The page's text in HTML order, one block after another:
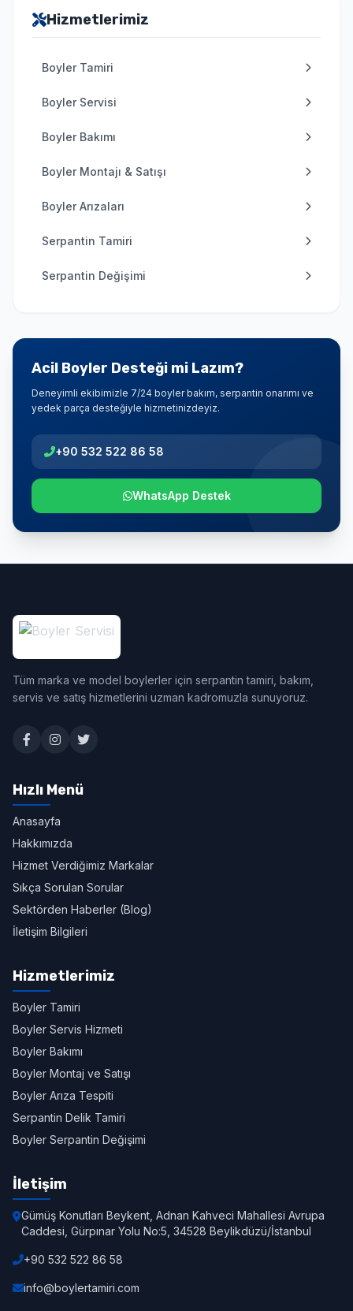
Hizmetlerimiz
Boyler Tamiri
Boyler Servisi
Boyler Bakımı
Boyler Montajı & Satışı
Boyler Arızaları
Serpantin Tamiri
Serpantin Değişimi
Acil Boyler Desteği mi Lazım?
Deneyimli ekibimizle 7/24 boyler bakım, serpantin onarımı ve
yedek parça desteğiyle hizmetinizdeyiz.
+90 532 522 86 58
WhatsApp Destek
Tüm marka ve model boylerler için serpantin tamiri, bakım,
servis ve satış hizmetlerini uzman kadromuzla sunuyoruz.
Hızlı Menü
Anasayfa
Hakkımızda
Hizmet Verdiğimiz Markalar
Sıkça Sorulan Sorular
Sektörden Haberler (Blog)
İletişim Bilgileri
Hizmetlerimiz
Boyler Tamiri
Boyler Servis Hizmeti
Boyler Bakımı
Boyler Montaj ve Satışı
Boyler Arıza Tespiti
Serpantin Delik Tamiri
Boyler Serpantin Değişimi
İletişim
Gümüş Konutları Beykent, Adnan Kahveci Mahallesi Avrupa
Caddesi, Gürpınar Yolu No:5, 34528 Beylikdüzü/İstanbul
+90 532 522 86 58
info@boylertamiri.com